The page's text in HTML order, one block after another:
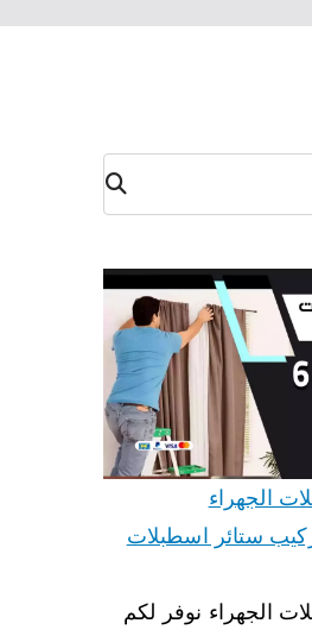
البح
ث
الجهراء
فني تركيب ستائر اسطبلات
الجهراء نوفر لكم